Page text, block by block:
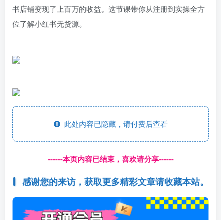
书店铺变现了上百万的收益。这节课带你从注册到实操全方
位了解小红书无货源。
此处内容已隐藏，请付费后查看
------本页内容已结束，喜欢请分享------
感谢您的来访，获取更多精彩文章请收藏本站。